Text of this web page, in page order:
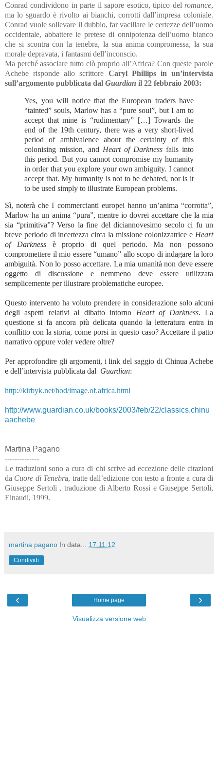
Conrad condividono in parte il sapore esotico, tipico del romance,
ma lo sguardo è rivolto ai bianchi, corrotti dall’impresa coloniale.
Conrad vuole sollevare il dubbio, far vacillare le certezze dell’uomo
occidentale, abbattere le pretese di onnipotenza dell’uomo bianco
che si scontra con la tenebra, la sua anima compromessa, la sua
morale depravata, i fantasmi dell’inconscio.
Ma perché associare tutto ciò proprio all’Africa? Con queste parole
Achebe risponde allo scrittore Caryl Phillips in un’intervista
sull’argomento pubblicata dal Guardian il 22 febbraio 2003:
Yes, you will notice that the European traders have
“tainted” souls, Marlow has a “pure soul”, but I am to
accept that mine is “rudimentary” […] Towards the
end of the 19th century, there was a very short-lived
period of ambivalence about the certainty of this
colonising mission, and Heart of Darkness falls into
this period. But you cannot compromise my humanity
in order that you explore your own ambiguity. I cannot
accept that. My humanity is not to be debated, nor is it
to be used simply to illustrate European problems.
Sì, noterà che I commercianti europei hanno un’anima “corrotta”,
Marlow ha un anima “pura”, mentre io dovrei accettare che la mia
sia “primitiva”? Verso la fine del diciannovesimo secolo ci fu un
breve periodo di incertezza circa la missione colonizzatrice e Heart
of Darkness è proprio di quel periodo. Ma non possono
compromettere il mio essere “umano” allo scopo di indagare la loro
ambiguità. Non lo posso accettare. La mia umanità non deve essere
oggetto di discussione e nemmeno deve essere utilizzata
semplicemente per illustrare problematiche europee.
Questo intervento ha voluto prendere in considerazione solo alcuni
degli aspetti relativi al dibatto intorno Heart of Darkness. La
questione si fa ancora più delicata quando la letteratura entra in
conflitto con la storia, come porsi in questo caso? Accettare il patto
narrativo oppure voler vedere oltre?
Per approfondire gli argomenti, i link del saggio di Chinua Achebe
e dell’intervista pubblicata dal Guardian:
http://kirbyk.net/hod/image.of.africa.html
http://www.guardian.co.uk/books/2003/feb/22/classics.chinu
aachebe
Martina Pagano
--------------
Le traduzioni sono a cura di chi scrive ad eccezione delle citazioni
da Cuore di Tenebra, tratte dall’edizione con testo a fronte a cura di
Giuseppe Sertoli , traduzione di Alberto Rossi e Giuseppe Sertoli,
Einaudi, 1999.
martina pagano In data... 17.11.12
Condividi
‹ ›
Home page
Visualizza versione web